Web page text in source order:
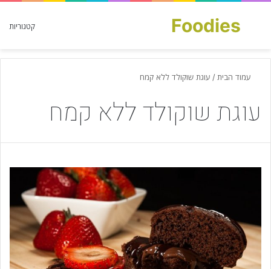
קטגוריות Foodies
חפש עבור
עמוד הבית / עוגת שוקולד ללא קמח
עוגת שוקולד ללא קמח